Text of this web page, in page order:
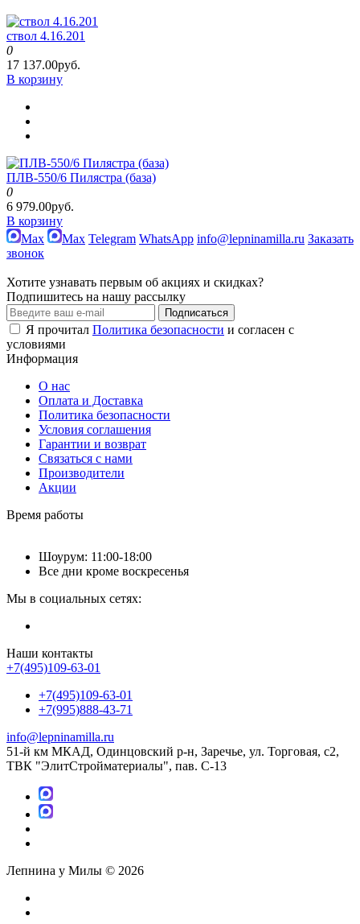
ствол 4.16.201
0
17 137.00руб.
В корзину
ПЛВ-550/6 Пилястра (база)
0
6 979.00руб.
В корзину
Max
Max Telegram WhatsApp info@lepninamilla.ru Заказать
звонок
Хотите узнавать первым об акциях и скидках?
Подпишитесь на нашу рассылку
Подписаться
Я прочитал Политика безопасности и согласен с
условиями
Информация
О нас
Оплата и Доставка
Политика безопасности
Условия соглашения
Гарантии и возврат
Связаться с нами
Производители
Акции
Время работы
Шоурум: 11:00-18:00
Все дни кроме воскресенья
Мы в социальных сетях:
Наши контакты
+7(495)109-63-01
+7(495)109-63-01
+7(995)888-43-71
info@lepninamilla.ru
51-й км МКАД, Одинцовский р-н, Заречье, ул. Торговая, с2,
ТВК "ЭлитСтройматериалы", пав. С-13
Лепнина у Милы © 2026